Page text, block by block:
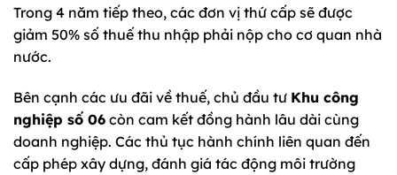
Trong 4 năm tiếp theo, các đơn vị thứ cấp sẽ được
giảm 50% số thuế thu nhập phải nộp cho cơ quan nhà
nước.
Bên cạnh các ưu đãi về thuế, chủ đầu tư Khu công
nghiệp số 06 còn cam kết đồng hành lâu dài cùng
doanh nghiệp. Các thủ tục hành chính liên quan đến
cấp phép xây dựng, đánh giá tác động môi trường